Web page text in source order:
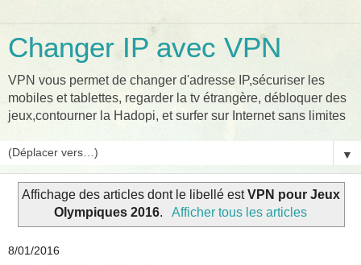
Changer IP avec VPN
VPN vous permet de changer d'adresse IP,sécuriser les
mobiles et tablettes, regarder la tv étrangère, débloquer des
jeux,contourner la Hadopi, et surfer sur Internet sans limites
▼
Affichage des articles dont le libellé estVPN pour Jeux
Olympiques 2016. Afficher tous les articles
8/01/2016